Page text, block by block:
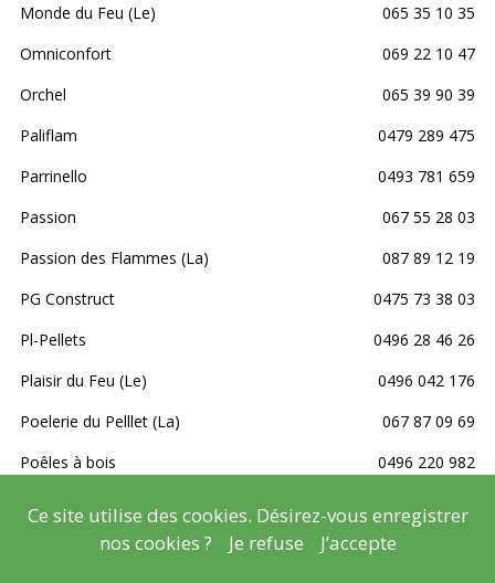
Monde du Feu (Le)
065 35 10 35
Omniconfort
069 22 10 47
Orchel
065 39 90 39
Paliflam
0479 289 475
Parrinello
0493 781 659
Passion
067 55 28 03
Passion des Flammes (La)
087 89 12 19
PG Construct
0475 73 38 03
Pl-Pellets
0496 28 46 26
Plaisir du Feu (Le)
0496 042 176
Poelerie du Pelllet (La)
067 87 09 69
Poêles à bois
0496 220 982
065 874 146
Ce site utilise des cookies. Désirez-vous enregistrer
nos cookies ?
Je refuse J’accepte